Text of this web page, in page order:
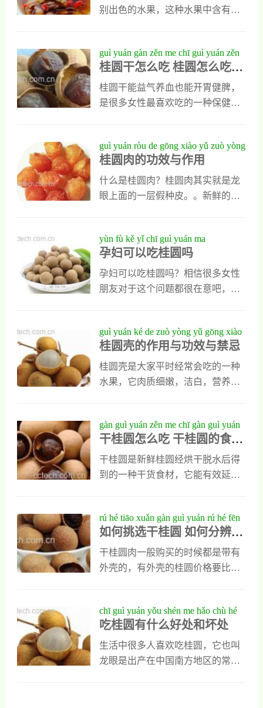
木状谓魏文帝召群臣曰：南方果之
一、桂圆的吃法桂圆银耳汤第一
二步：将莲子中的莲子用牙签桶
出，桂圆将外壳和内核都去除。第
三步：其余的材料淘洗后放入高压
锅中。第四步：高压锅中加入高出
可以调入
别出色的水果，这种水果中含有大
有多种好处，能起到不错的养生功
效，但是你们对桂圆的养生吃法了
解吗？知道桂圆怎么吃最养生吗？
如果不知道可以随小编一起去了解
圆大枣粥1、桂圆大枣粥是桂圆的养
生吃法之一，它能缓解心悸和失眠
以及气血不足，在制作时需要准备
大米一百克，桂圆肉十克，大枣十
枣全部用清
guì yuán gàn zěn me chī guì yuán zěn
me chī bù shàng huǒ
桂圆干怎么吃 桂圆怎么吃不
上火
桂圆干能益气养血也能开胃健脾，
是很多女性最喜欢吃的一种保健性
特怕烦恼。那么桂圆干怎么吃才不
上火呢？一会我就为大家介绍一些
桂圆干的特色吃法，不但能让能大
家明白桂圆干怎么吃，还能让大家
干和菊花一起吃桂圆干和菊花一起
吃不上火，菊花性凉它可以缓解桂
圆干的热性，它们一起食用的最好
方法就是把桂圆干和菊花一起泡水
圆干和核桃一起吃桂
guì yuán ròu de gōng xiào yǔ zuò yòng
桂圆肉的功效与作用
什么是桂圆肉？桂圆肉其实就是龙
眼上面的一层假种皮。。新鲜的龙
么桂圆肉究竟什么功效和作用呢？
下面小编就个i大家介绍下桂圆肉的
功效和作用。桂圆肉的功效和作用
1、桂圆肉具改善蓄冷的功效： 儿
进脑力，改善虚冷等。2、桂圆肉具
美体丰胸的功效： 造成太平公主的
主要原因之一就是气血不足，专家
常言女人主血气，常吃桂园肉的女
yùn fù kě yǐ chī guì yuán ma
孕妇可以吃桂圆吗
孕妇可以吃桂圆吗？相信很多女性
朋友对于这个问题都很在意吧，下
补气血;具有良好有滋养补益作用，
可用于心脾虚损、气血不足所致的
失眠、健忘、惊悸、眩晕等症。据
药理研究证实，龙眼含葡萄糖、蔗
和多种矿物质。这些营养素对人体
都是十分必需的。特别对于劳心之
人，耗伤心脾气血，更为有效。妇
女在怀孕期间最好别吃桂圆。桂圆
益脾之效。然而对
guì yuán ké de zuò yòng yǔ gōng xiào
yǔ jìn jì
桂圆壳的作用与功效与禁忌
桂圆壳是大家平时经常会吃的一种
水果，它肉质细嫩，洁白，营养价
直接扔掉，根本不知道桂圆壳也可
以入药。桂圆壳其实是一种功效出
色的中药材，它功效与作用都很出
色，下面我会对她做一个具体的介
效1、桂圆壳能消肿止痛消肿止痛是
桂圆壳的重要作用之一，平时它可
以直接外用，能治疗人类的烫伤，
治疗时需要把干燥以后的桂圆壳煅
处，就能消肿止痛，也
gàn guì yuán zěn me chī gàn guì yuán
de shí yòng fāng fǎ dà quán
干桂圆怎么吃 干桂圆的食用
方法大全
干桂圆是新鲜桂圆经烘干脱水后得
到的一种干货食材，它能有效延长
方法大全写出来分享给大家，能让
大家了解干桂圆的不同吃法。干桂
圆怎么吃干桂圆能直接吃，人们再
去掉它外壳以后直接吃，它的果
面的果核吐掉就可以。另外也可以
把干桂圆去皮以后泡水喝，最后再
把桂圆肉吃下去。干桂圆的食用方
法大全1、桂圆粥干桂圆特别适合用
rú hé tiāo xuǎn gàn guì yuán rú hé fēn
biàn gàn guì yuán de hǎo huài
如何挑选干桂圆 如何分辨干
桂圆的好坏
干桂圆肉一般购买的时候都是带有
外壳的，有外壳的桂圆价格要比单
时候，怎么分辨桂圆的好坏呢？如
何分辨干桂圆的好坏一、如何挑选
干桂圆第一：干桂圆的外壳脆易破
碎，轻轻下压就会破裂的桂圆壳是
chī guì yuán yǒu shén me hǎo chù hé
huài chù
吃桂圆有什么好处和坏处
生活中很多人喜欢吃桂圆，它也叫
龙眼是出产在中国南方地区的常见